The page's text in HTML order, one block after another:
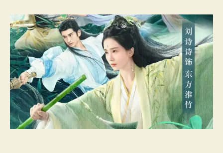
d
o
p
o
s
t
d
e
p
b
c
a
ç
ã
L
o
v
e
i
n
P
a
v
i
l